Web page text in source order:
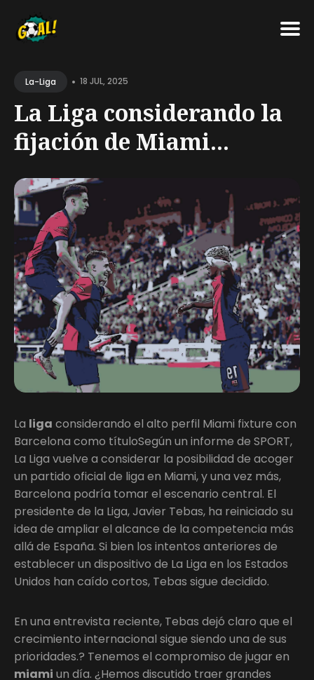
forLa-Liga • 18 JUL, 2025
La Liga considerando la
fijación de Miami...
La liga considerando el alto perfil Miami fixture con
Barcelona como títuloSegún un informe de SPORT,
La Liga vuelve a considerar la posibilidad de acoger
un partido oficial de liga en Miami, y una vez más,
Barcelona podría tomar el escenario central. El
presidente de la Liga, Javier Tebas, ha reiniciado su
idea de ampliar el alcance de la competencia más
allá de España. Si bien los intentos anteriores de
establecer un dispositivo de La Liga en los Estados
Unidos han caído cortos, Tebas sigue decidido.
En una entrevista reciente, Tebas dejó claro que el
crecimiento internacional sigue siendo una de sus
prioridades.? Tenemos el compromiso de jugar en
miami un día. ¿Hemos discutido traer grandes